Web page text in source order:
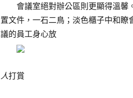
會議室絕對辦公區則更顯得溫馨
置文件，一石二鳥；淡色櫃子中和
議的員工身心放
人打賞